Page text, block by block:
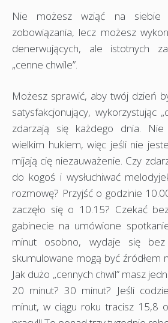
Nie możesz wziąć na siebie
zobowiązania, lecz możesz
denerwujących, ale istotnych
„cenne chwile”.
Możesz sprawić, aby twój dzień
satysfakcjonujący, wykorzystując
zdarzają się każdego dnia.
wielkim hukiem, więc jeśli nie
mijają cię niezauważenie. Czy
do kogoś i wysłuchiwać
rozmowę? Przyjść o godzinie
zaczęło się o 10.15? Czekać
gabinecie na umówione
minut osobno, wydaje się bez
skumulowane mogą być źródłem
Jak dużo „cennych chwil” masz
20 minut? 30 minut? Jeśli
minut, w ciągu roku tracisz 15,8